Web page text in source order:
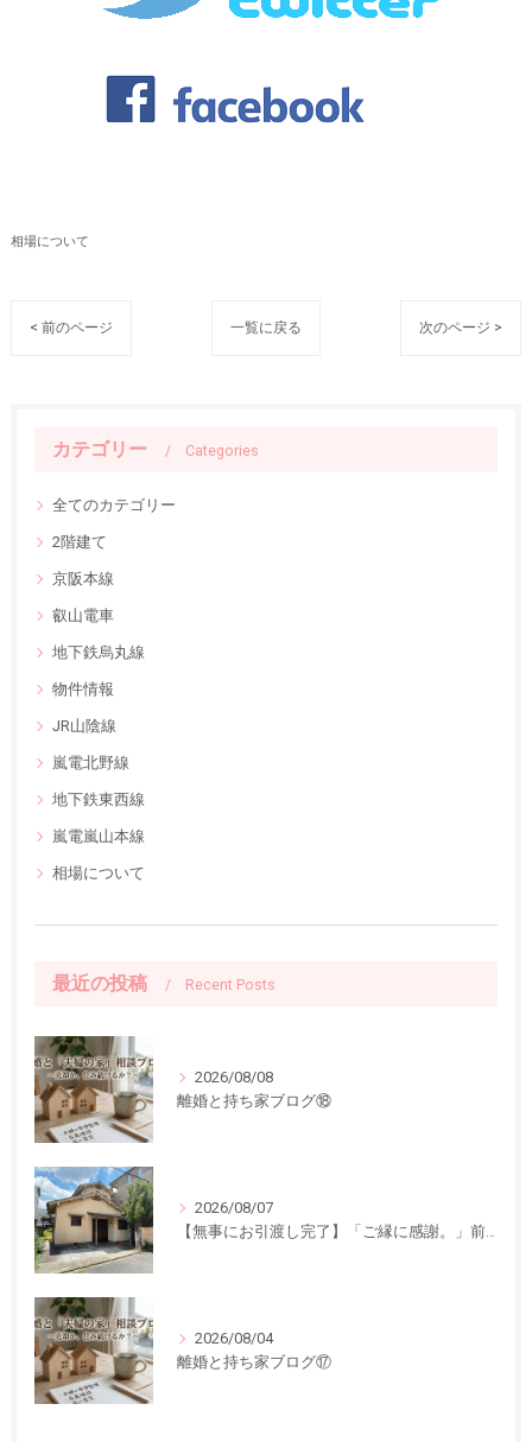
相場について
< 前のページ 一覧に戻る 次のページ >
カテゴリー Categories
全てのカテゴリー
2階建て
京阪本線
叡山電車
地下鉄烏丸線
物件情報
JR山陰線
嵐電北野線
地下鉄東西線
嵐電嵐山本線
相場について
最近の投稿 Recent Posts
2026/08/08
離婚と持ち家ブログ⑱
2026/08/07
【無事にお引渡し完了】「ご縁に感謝。」前回ご紹介した中古一戸建てのお引渡しが終了しました
2026/08/04
離婚と持ち家ブログ⑰